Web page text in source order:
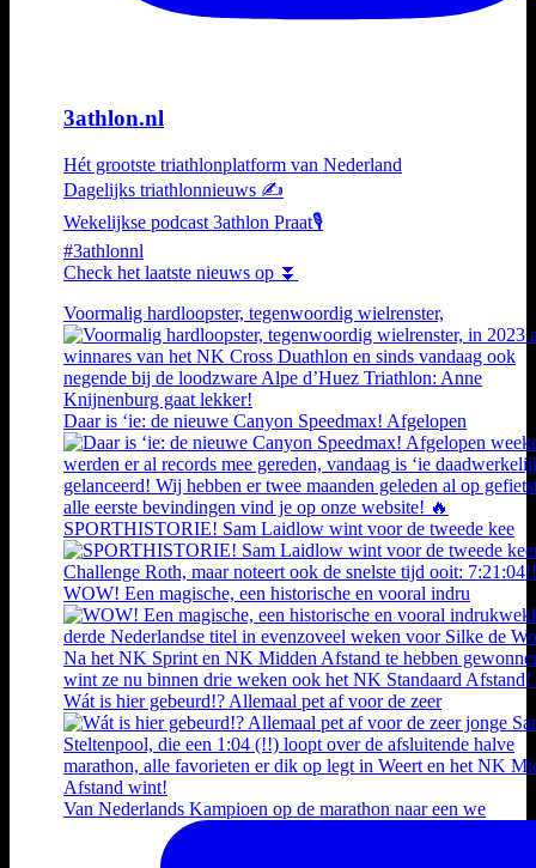
3athlon.nl
Hét grootste triathlonplatform van Nederland
Dagelijks triathlonnieuws ✍️
Wekelijkse podcast 3athlon Praat🎙️
#3athlonnl
Check het laatste nieuws op ⏬
Voormalig hardloopster, tegenwoordig wielrenster,
Daar is ‘ie: de nieuwe Canyon Speedmax! Afgelopen
SPORTHISTORIE! Sam Laidlow wint voor de tweede kee
WOW! Een magische, een historische en vooral indru
Wát is hier gebeurd!? Allemaal pet af voor de zeer
Van Nederlands Kampioen op de marathon naar een we